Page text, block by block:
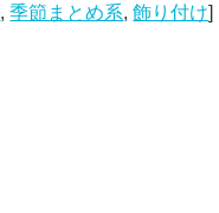
,季節まとめ系,飾り付け]